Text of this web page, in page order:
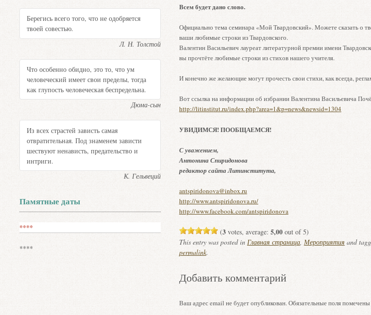
Всем будет дано слово.
Официально тема семинара «Мой Твардовский». Можете сказать о
ваши любимые строки из Твардовского.
Валентин Васильевич лауреат литературной премии имени
вы прочтёте любимые строки из стихов нашего учителя.
И конечно же желающие могут прочесть свои стихи, как всегда,
Вот ссылка на информации об избрании Валентина Васильевича
http://litinstitut.ru/index.php?area=1&p=news&newsid=1304
УВИДИМСЯ! ПООБЩАЕМСЯ!
С уважением,
Антонина Спиридонова
редактор сайта Литинститута,
antspiridonova@inbox.ru
http://www.antspiridonova.ru/
http://www.facebook.com/antspiridonova
(3votes, average: 5,00out of 5)
This entry was posted in Главная страница, Мероприятия and
permalink.
Добавить комментарий
Ваш адрес email не будет опубликован.Обязательные поля помечены
Берегись всего того, что не одобряется
твоей совестью.
Л. Н. Толстой
Что особенно обидно, это то, что ум
человеческий имеет свои пределы, тогда
как глупость человеческая беспредельна.
Дюма-сын
Из всех страстей зависть самая
отвратительная. Под знаменем зависти
шествуют ненависть, предательство и
интриги.
К. Гельвеций
Памятные даты
****
****